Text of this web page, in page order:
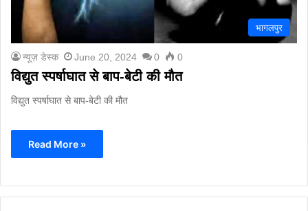
भागलपुर
न्यूज़ डेस्क June 20, 2024 0 0
विद्युत स्पर्षाघात से बाप-बेटी की मौत
विद्युत स्पर्षाघात से बाप-बेटी की मौत
Read More »